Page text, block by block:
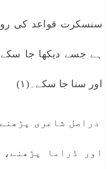
سنسکرت قواعد کی
ہے جسے دیکھا جا
اور سنا جا سکے۔(۱)
دراصل شاعری
اور ڈراما